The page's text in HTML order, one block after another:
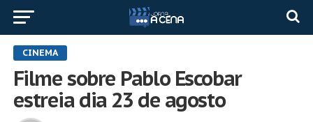
CINEMA
Filme sobre Pablo Escobar
estreia dia 23 de agosto